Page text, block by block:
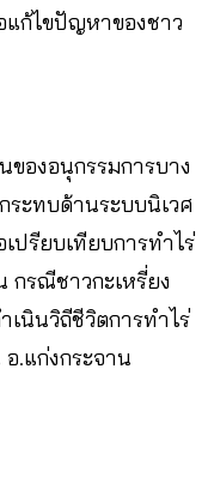
แก้ไขปัญหาของชาว
องอนุกรรมการบาง
ะทบด้านระบบนิเวศ
ปรียบเทียบการทำไร่
กรณีชาวกะเหรี่ยง
นินวิถีชีวิตการทำไร่
.แก่งกระจาน